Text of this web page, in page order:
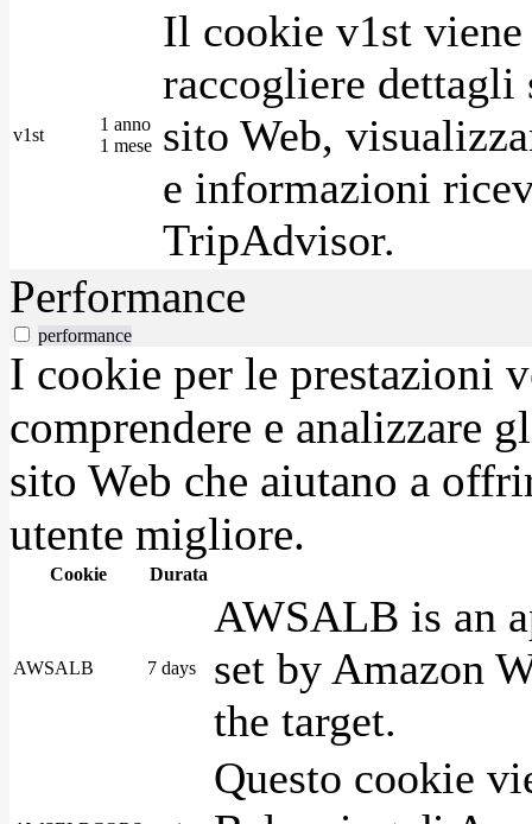
v1st
1 anno
1 mese
Il cookie v1st
raccogliere
sito Web,
e informazioni
TripAdvisor.
Performance
performance
I cookie per le prestazioni
comprendere e analizzare
sito Web che aiutano a
utente migliore.
Cookie Durata
AWSALB 7 days
AWSALB is an
set by Amazon
the target.
Questo cookie